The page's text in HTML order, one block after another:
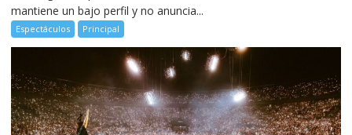
mantiene un bajo perfil y no anuncia...
Espectáculos Principal